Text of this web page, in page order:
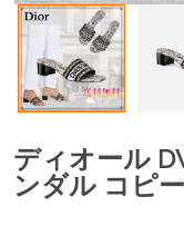
ディオール
ンダル コピ